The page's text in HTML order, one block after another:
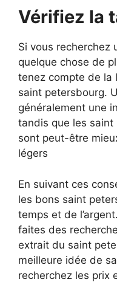
Vérifiez la
Si vous recherchez
quelque chose de
tenez compte de la
saint petersbourg.
généralement une
tandis que les
sont peut-être
légers
En suivant ces
les bons saint
temps et de
faites des
extrait du saint
meilleure idée de
recherchez les prix